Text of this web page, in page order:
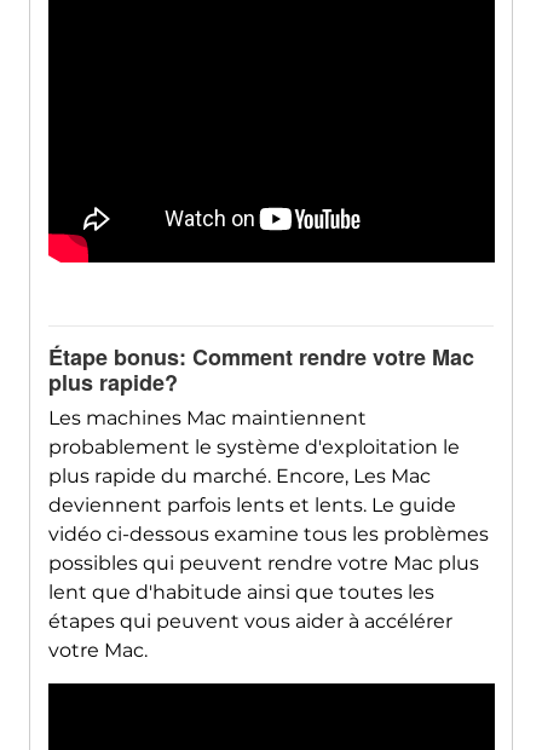
Étape bonus: Comment rendre votre Mac
plus rapide?
Les machines Mac maintiennent
probablement le système d'exploitation le
plus rapide du marché. Encore, Les Mac
deviennent parfois lents et lents. Le guide
vidéo ci-dessous examine tous les problèmes
possibles qui peuvent rendre votre Mac plus
lent que d'habitude ainsi que toutes les
étapes qui peuvent vous aider à accélérer
votre Mac.